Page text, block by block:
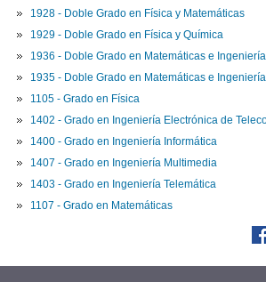
1928 - Doble Grado en Física y Matemáticas
1929 - Doble Grado en Física y Química
1936 - Doble Grado en Matemáticas e
1935 - Doble Grado en Matemáticas e
1105 - Grado en Física
1402 - Grado en Ingeniería Electrónica de
1400 - Grado en Ingeniería Informática
1407 - Grado en Ingeniería Multimedia
1403 - Grado en Ingeniería Telemática
1107 - Grado en Matemáticas